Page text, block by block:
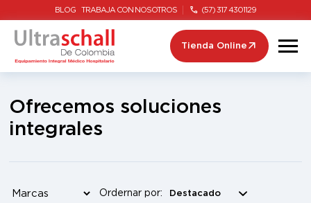
BLOG TRABAJA CON NOSOTROS (57) 317 4301129
Tienda Online
Ofrecemos soluciones
integrales
Ordernar por: